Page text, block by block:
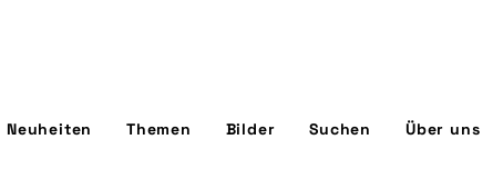
Neuheiten Themen Bilder Suchen Über uns